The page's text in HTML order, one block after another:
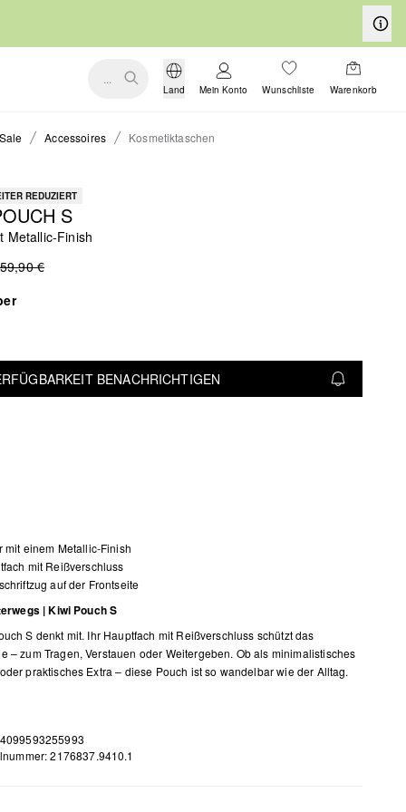
...
Land Mein Konto Wunschliste Warenkorb
Sale Accessoires Kosmetiktaschen
REDUZIERT
S
Metallic-Finish
59,90 €
BENACHRICHTIGEN
mit einem Metallic-Finish
mit Reißverschluss
auf der Frontseite
| Kiwi Pouch S
S denkt mit. Ihr Hauptfach mit Reißverschluss schützt das
– zum Tragen, Verstauen oder Weitergeben. Ob als minimalistisches
praktisches Extra – diese Pouch ist so wandelbar wie der Alltag.
2176837.9410.1